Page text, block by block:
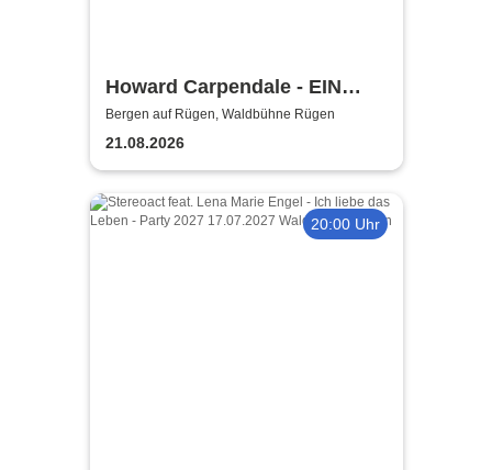
Howard Carpendale - EIN
SOMMER MIT EUCH – 2026
Bergen auf Rügen, Waldbühne Rügen
21.08.2026
20:00 Uhr